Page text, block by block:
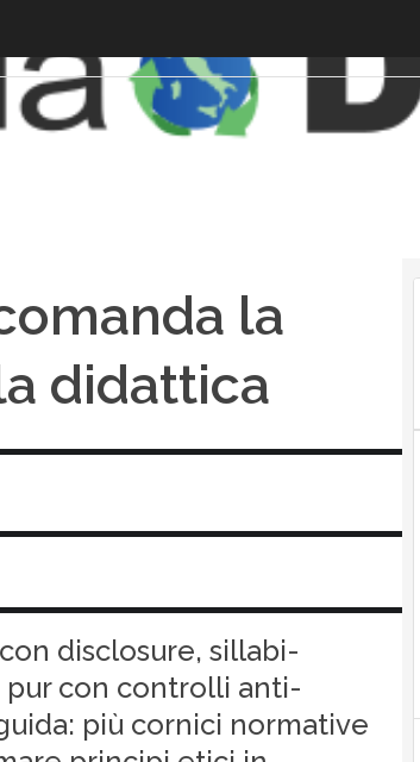
la
didattica
disclosure, sillabi-
pur con controlli anti-
più cornici normative